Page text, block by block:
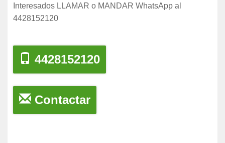
Interesados LLAMAR o MANDAR WhatsApp al
4428152120
4428152120
Contactar